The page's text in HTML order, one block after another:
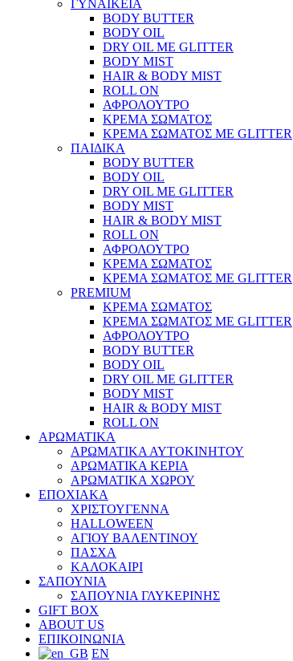
ΓΥΝΑΙΚΕΙΑ
BODY BUTTER
BODY OIL
DRY OIL ΜΕ GLITTER
BODY MIST
HAIR & BODY MIST
ROLL ON
ΑΦΡΟΛΟΥΤΡΟ
ΚΡΕΜΑ ΣΩΜΑΤΟΣ
ΚΡΕΜΑ ΣΩΜΑΤΟΣ ΜΕ GLITTER
ΠΑΙΔΙΚΑ
BODY BUTTER
BODY OIL
DRY OIL ΜΕ GLITTER
BODY MIST
HAIR & BODY MIST
ROLL ON
ΑΦΡΟΛΟΥΤΡΟ
ΚΡΕΜΑ ΣΩΜΑΤΟΣ
ΚΡΕΜΑ ΣΩΜΑΤΟΣ ΜΕ GLITTER
PREMIUM
ΚΡΕΜΑ ΣΩΜΑΤΟΣ
ΚΡΕΜΑ ΣΩΜΑΤΟΣ ΜΕ GLITTER
ΑΦΡΟΛΟΥΤΡΟ
BODY BUTTER
BODY OIL
DRY OIL ΜΕ GLITTER
BODY MIST
HAIR & BODY MIST
ROLL ON
ΑΡΩΜΑΤΙΚΑ
ΑΡΩΜΑΤΙΚΑ ΑΥΤΟΚΙΝΗΤΟΥ
ΑΡΩΜΑΤΙΚΑ ΚΕΡΙΑ
ΑΡΩΜΑΤΙΚΑ ΧΩΡΟΥ
ΕΠΟΧΙΑΚΑ
ΧΡΙΣΤΟΥΓΕΝΝΑ
HALLOWEEN
ΑΓΙΟΥ ΒΑΛΕΝΤΙΝΟΥ
ΠΑΣΧΑ
ΚΑΛΟΚΑΙΡΙ
ΣΑΠΟΥΝΙΑ
ΣΑΠΟΥΝΙΑ ΓΛΥΚΕΡΙΝΗΣ
GIFT BOX
ABOUT US
ΕΠΙΚΟΙΝΩΝΙΑ
EN